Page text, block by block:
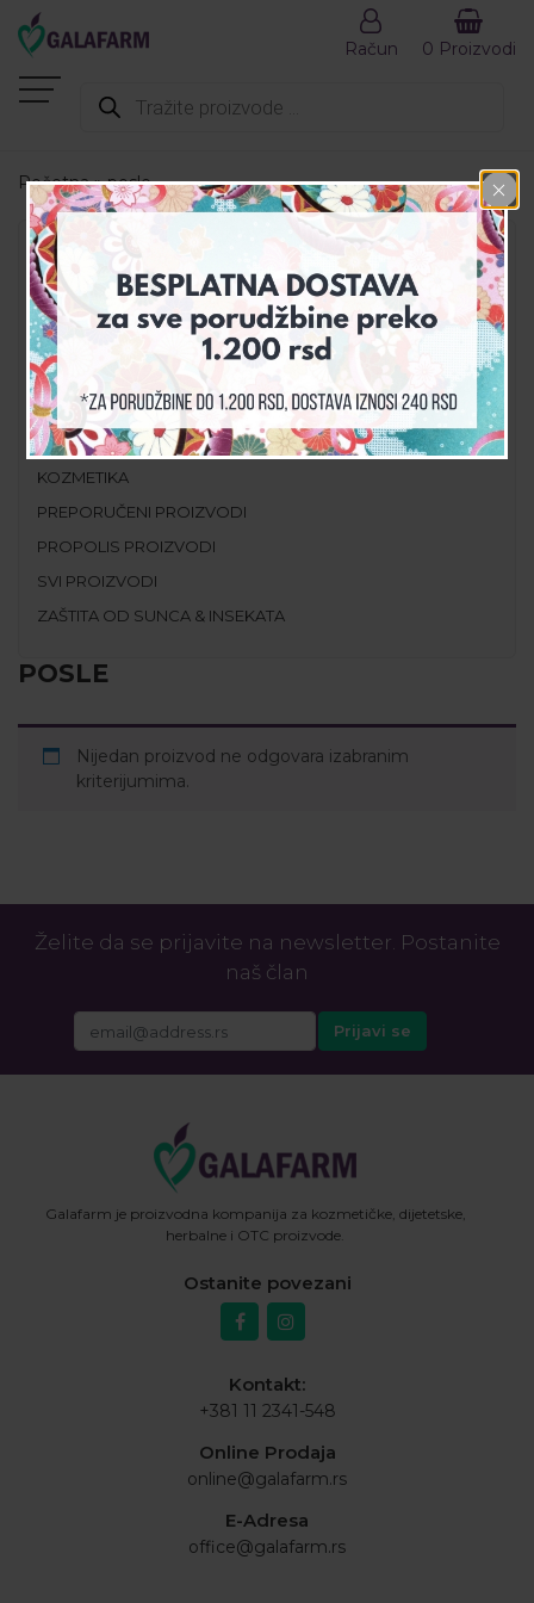
search
Račun 0 Proizvodi
Početna»posle
MENI
AKCIJA
DEZINFEKCIJA
DODACI ISHRANI
GALA SET
GALAHEALTH
KOZMETIKA
PREPORUČENI PROIZVODI
PROPOLIS PROIZVODI
SVI PROIZVODI
ZAŠTITA OD SUNCA & INSEKATA
POSLE
Nijedan proizvod ne odgovara izabranim
kriterijumima.
Želite da se prijavite na newsletter. Postanite
naš član
Galafarm je proizvodna kompanija za kozmetičke, dijetetske,
herbalne i OTC proizvode.
Ostanite povezani
Kontakt:
+381 11 2341-548
Online Prodaja
online@galafarm.rs
E-Adresa
office@galafarm.rs